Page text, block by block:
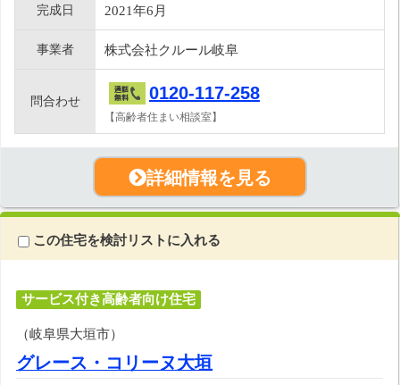
完成日 2021年6月
事業者 株式会社クルール岐阜
問合わせ 0120-117-258
【高齢者住まい相談室】
詳細情報を見る
この住宅を検討リストに入れる
サービス付き高齢者向け住宅
（岐阜県大垣市）
グレース・コリーヌ大垣